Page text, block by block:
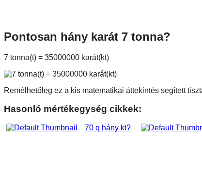
Pontosan hány karát 7 tonna?
7 tonna(t) = 35000000 karát(kt)
Remélhetőleg ez a kis matematikai áttekintés segített
Hasonló mértékegység cikkek:
70 q hány kt?